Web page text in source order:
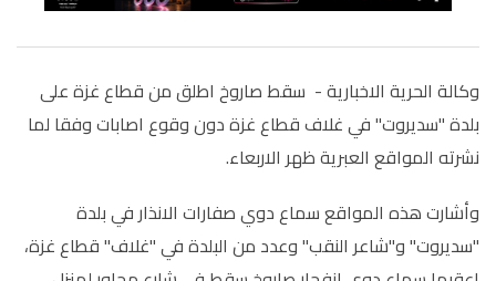
وكالة الحرية الاخبارية - سقط صاروخ اطلق من قطاع غزة على
بلدة "سديروت" في غلاف قطاع غزة دون وقوع اصابات وفقا لما
نشرته المواقع العبرية ظهر الاربعاء.
وأشارت هذه المواقع سماع دوي صفارات الانذار في بلدة
"سديروت" و"شاعر النقب" وعدد من البلدة في "غلاف" قطاع غزة،